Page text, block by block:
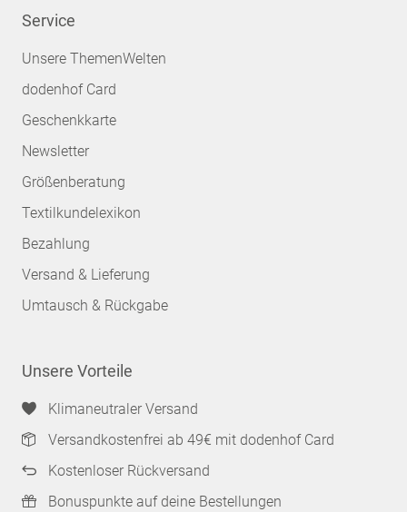
Service
Unsere ThemenWelten
dodenhof Card
Geschenkkarte
Newsletter
Größenberatung
Textilkundelexikon
Bezahlung
Versand & Lieferung
Umtausch & Rückgabe
Unsere Vorteile
Klimaneutraler Versand
Versandkostenfrei ab 49€ mit dodenhof Card
Kostenloser Rückversand
Bonuspunkte auf deine Bestellungen